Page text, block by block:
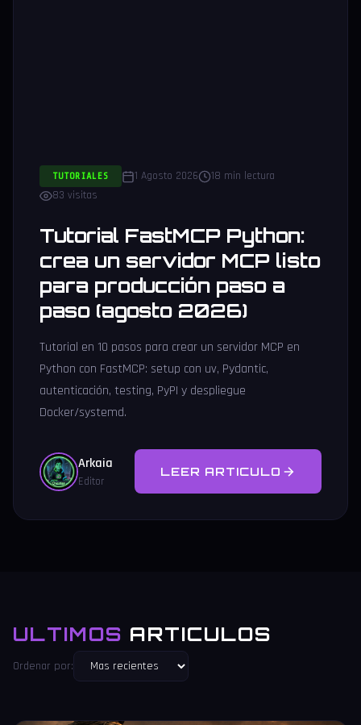
TUTORIALES 1 Agosto 2026
18 min lectura
83 visitas
Tutorial FastMCP Python:
crea un servidor MCP listo
para producción paso a
paso (agosto 2026)
Tutorial en 10 pasos para crear un servidor MCP en
Python con FastMCP: setup con uv, Pydantic,
autenticación, testing, PyPI y despliegue
Docker/systemd.
Arkaia
Editor
LEER ARTICULO
ULTIMOS ARTICULOS
Ordenar por: